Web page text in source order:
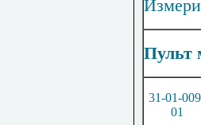
Пульт
31-01-
01